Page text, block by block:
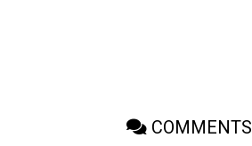
COMMENTS